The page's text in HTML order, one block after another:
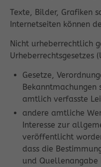
Texte, Bilder, Grafiken
Internetseiten können
Nicht urheberrechtlich
Urheberrechtsgesetzes
Gesetze,
Bekanntmachungen
amtlich verfasste
andere amtliche
Interesse zur
veröffentlicht
dass die
und